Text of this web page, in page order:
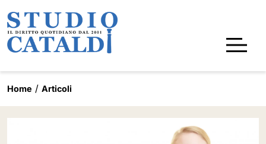
Home Articoli